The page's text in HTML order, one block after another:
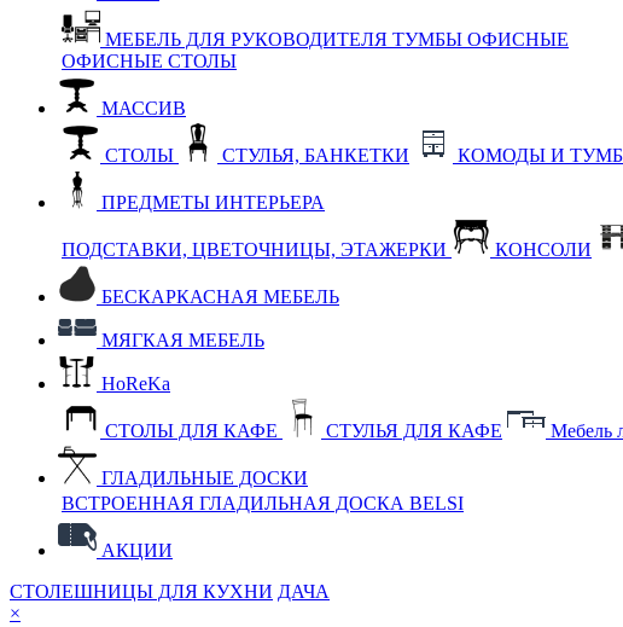
МЕБЕЛЬ ДЛЯ РУКОВОДИТЕЛЯ ТУМБЫ ОФИСНЫЕ
ОФИСНЫЕ СТОЛЫ
МАССИВ
СТОЛЫ СТУЛЬЯ, БАНКЕТКИ КОМОДЫ И
ПРЕДМЕТЫ ИНТЕРЬЕРА
ПОДСТАВКИ, ЦВЕТОЧНИЦЫ, ЭТАЖЕРКИ КОНСОЛИ
БЕСКАРКАСНАЯ МЕБЕЛЬ
МЯГКАЯ МЕБЕЛЬ
HoReKa
СТОЛЫ ДЛЯ КАФЕ СТУЛЬЯ ДЛЯ КАФЕ Мебель
ГЛАДИЛЬНЫЕ ДОСКИ
ВСТРОЕННАЯ ГЛАДИЛЬНАЯ ДОСКА BELSI
АКЦИИ
СТОЛЕШНИЦЫ ДЛЯ КУХНИ ДАЧА
×